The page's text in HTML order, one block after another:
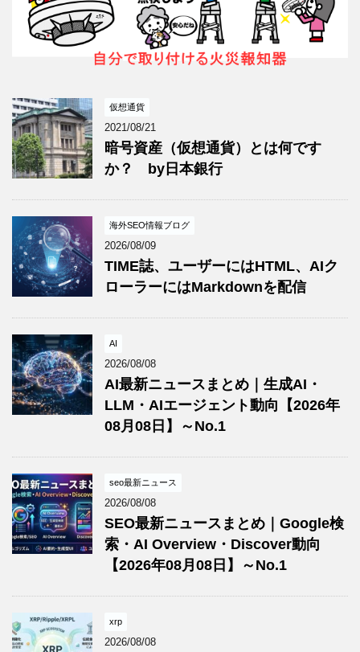
仮想通貨
2021/08/21
暗号資産（仮想通貨）とは何です
か？ by日本銀行
海外SEO情報ブログ
2026/08/09
TIME誌、ユーザーにはHTML、AIク
ローラーにはMarkdownを配信
AI
2026/08/08
AI最新ニュースまとめ｜生成AI・
LLM・AIエージェント動向【2026年
08月08日】～No.1
seo最新ニュース
2026/08/08
SEO最新ニュースまとめ｜Google検
索・AI Overview・Discover動向
【2026年08月08日】～No.1
xrp
2026/08/08